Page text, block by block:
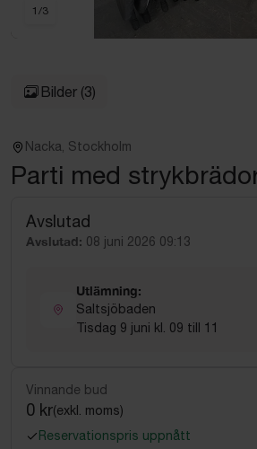
1 /3
Bilder (3)
Nacka, Stockholm
Parti med
Avslutad
Avslutad: 08 juni 2026 09:13
Utlämning:
Saltsjöbaden
Tisdag 9 juni kl. 09 till 11
Vinnande bud
0 kr(exkl. moms)
Reservationspris uppnått